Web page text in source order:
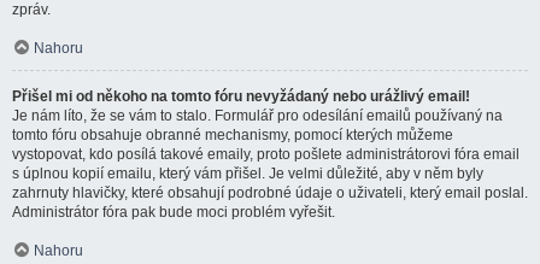
zpráv.
Nahoru
Přišel mi od někoho na tomto fóru nevyžádaný nebo urážlivý email!
Je nám líto, že se vám to stalo. Formulář pro odesílání emailů používaný na
tomto fóru obsahuje obranné mechanismy, pomocí kterých můžeme
vystopovat, kdo posílá takové emaily, proto pošlete administrátorovi fóra email
s úplnou kopií emailu, který vám přišel. Je velmi důležité, aby v něm byly
zahrnuty hlavičky, které obsahují podrobné údaje o uživateli, který email poslal.
Administrátor fóra pak bude moci problém vyřešit.
Nahoru